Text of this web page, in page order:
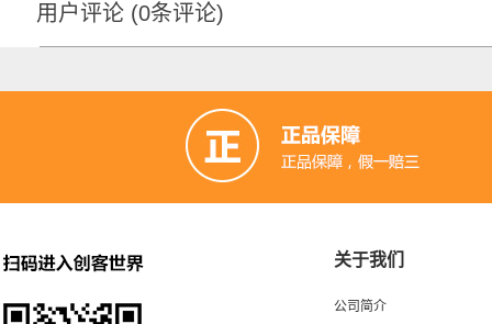
用户评论 (0条评论)
关于我们
公司简介